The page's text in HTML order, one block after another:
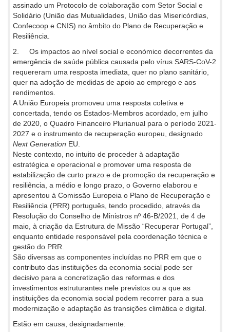
assinado um Protocolo de colaboração com Setor Social e
Solidário (União das Mutualidades, União das Misericórdias,
Confecoop e CNIS) no âmbito do Plano de Recuperação e
Resiliência.
2. Os impactos ao nível social e económico decorrentes da
emergência de saúde pública causada pelo vírus SARS-CoV-2
requereram uma resposta imediata, quer no plano sanitário,
quer na adoção de medidas de apoio ao emprego e aos
rendimentos.
A União Europeia promoveu uma resposta coletiva e
concertada, tendo os Estados-Membros acordado, em julho
de 2020, o Quadro Financeiro Plurianual para o período 2021-
2027 e o instrumento de recuperação europeu, designado
Next Generation EU.
Neste contexto, no intuito de proceder à adaptação
estratégica e operacional e promover uma resposta de
estabilização de curto prazo e de promoção da recuperação e
resiliência, a médio e longo prazo, o Governo elaborou e
apresentou à Comissão Europeia o Plano de Recuperação e
Resiliência (PRR) português, tendo procedido, através da
Resolução do Conselho de Ministros nº 46-B/2021, de 4 de
maio, à criação da Estrutura de Missão “Recuperar Portugal”,
enquanto entidade responsável pela coordenação técnica e
gestão do PRR.
São diversas as componentes incluídas no PRR em que o
contributo das instituições da economia social pode ser
decisivo para a concretização das reformas e dos
investimentos estruturantes nele previstos ou a que as
instituições da economia social podem recorrer para a sua
modernização e adaptação às transições climática e digital.
Estão em causa, designadamente: